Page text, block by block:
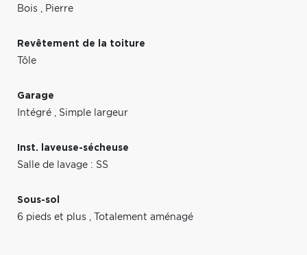
Bois , Pierre
Revêtement de la toiture
Tôle
Garage
Intégré , Simple largeur
Inst. laveuse-sécheuse
Salle de lavage : SS
Sous-sol
6 pieds et plus , Totalement aménagé